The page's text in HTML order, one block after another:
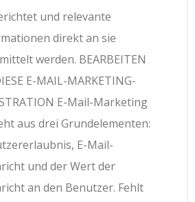
und relevante
direkt an sie
werden. BEARBEITEN
E-MAIL-MARKETING-
E-Mail-Marketing
aus drei Grundelementen:
E-Mail-
und der Wert der
an den Benutzer. Fehlt